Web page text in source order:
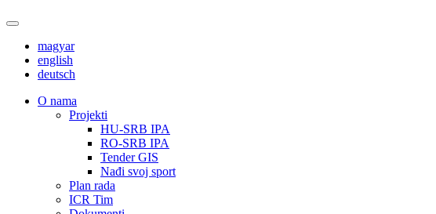
magyar
english
deutsch
О nama
Projekti
HU-SRB IPA
RO-SRB IPA
Tender GIS
Nađi svoj sport
Plan rada
ICR Tim